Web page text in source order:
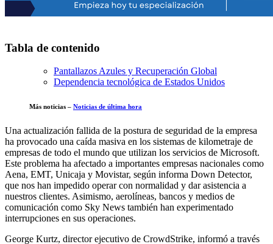
Tabla de contenido
Pantallazos Azules y Recuperación Global
Dependencia tecnológica de Estados Unidos
Más noticias – Noticias de última hora
Una actualización fallida de la postura de seguridad de la empresa
ha provocado una caída masiva en los sistemas de kilometraje de
empresas de todo el mundo que utilizan los servicios de Microsoft.
Este problema ha afectado a importantes empresas nacionales como
Aena, EMT, Unicaja y Movistar, según informa Down Detector,
que nos han impedido operar con normalidad y dar asistencia a
nuestros clientes. Asimismo, aerolíneas, bancos y medios de
comunicación como Sky News también han experimentado
interrupciones en sus operaciones.
George Kurtz, director ejecutivo de CrowdStrike, informó a través